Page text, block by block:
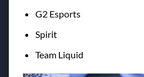
G2 Esports
Spirit
Team Liquid